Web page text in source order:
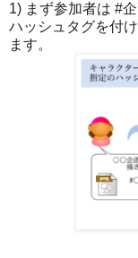
1) まず参加者は #
ハッシュタグを付
ます。